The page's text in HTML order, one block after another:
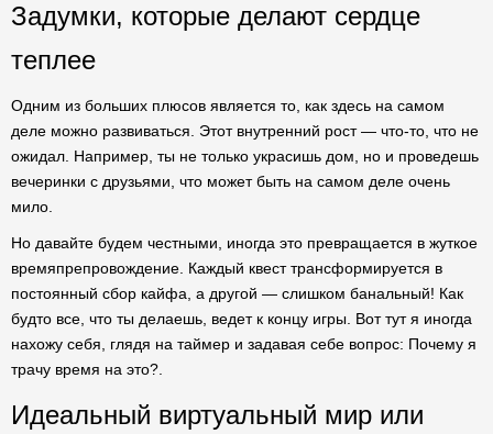
Задумки, которые делают сердце
теплее
Одним из больших плюсов является то, как здесь на самом
деле можно развиваться. Этот внутренний рост — что-то, что не
ожидал. Например, ты не только украсишь дом, но и проведешь
вечеринки с друзьями, что может быть на самом деле очень
мило.
Но давайте будем честными, иногда это превращается в жуткое
времяпрепровождение. Каждый квест трансформируется в
постоянный сбор кайфа, а другой — слишком банальный! Как
будто все, что ты делаешь, ведет к концу игры. Вот тут я иногда
нахожу себя, глядя на таймер и задавая себе вопрос: Почему я
трачу время на это?.
Идеальный виртуальный мир или